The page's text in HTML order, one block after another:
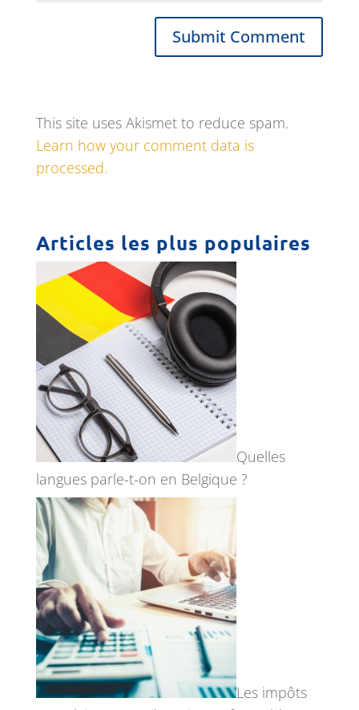
This site uses Akismet to reduce spam.
Learn how your comment data is
processed.
Articles les plus populaires
Quelles
langues parle-t-on en Belgique ?
Les impôts